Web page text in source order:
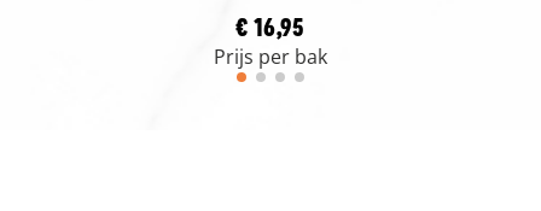
€ 16,95
Prijs per bak